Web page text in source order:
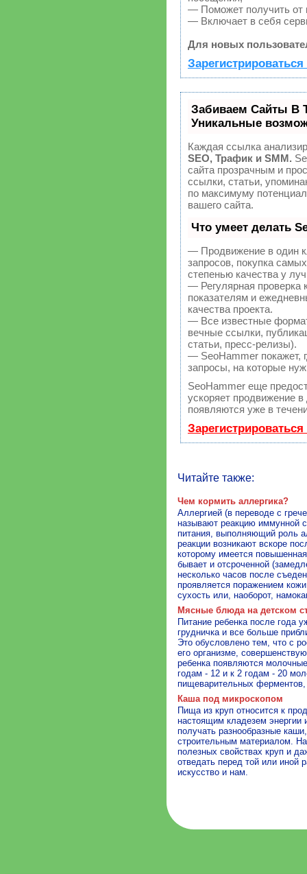
— Поможет получить от
— Включает в себя
Для новых
Забиваем Сайты
Уникальные
Каждая ссылка
SEO, Трафик и SMM.
сайта прозрачным и
ссылки, статьи,
по максимуму
вашего сайта.
Что умеет делать
— Продвижение в один
запросов, покупка
степенью качества у
— Регулярная проверка
показателям и
качества проекта.
— Все известные
вечные ссылки,
статьи, пресс-релизы).
— SeoHammer покажет,
запросы, на которые
SeoHammer еще
ускоряет продвижение
появляются уже в
Читайте также:
Чем кормить аллергика?
Аллергией (в переводе с
называют реакцию иммунной
питания, выполняющий роль
реакции возникают вскоре
которому имеется
бывает и отсроченной
несколько часов после
проявляется поражением
сухость или, наоборот,
Мясные блюда на детском
Питание ребенка после года
грудничка и все больше
Это обусловлено тем, что с
его организме,
ребенка появляются
годам - 12 и к 2 годам - 20
пищеварительных ферментов,
Каша под микроскопом
Пища из круп относится к
настоящим кладезем
получать разнообразные
строительным материалом.
полезных свойствах круп и
отведать перед той или иной
искусство и нам.